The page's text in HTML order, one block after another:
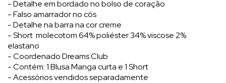
- Detalhe em bordado no bolso de coração
- Falso amarrador no cós
- Detalhe na barra na cor creme
- Short molecotom 64% poliéster 34% viscose 2%
elastano
- Coordenado Dreams Club
- Contém: 1 Blusa Manga curta e 1 Short
- Acessórios vendidos separadamente